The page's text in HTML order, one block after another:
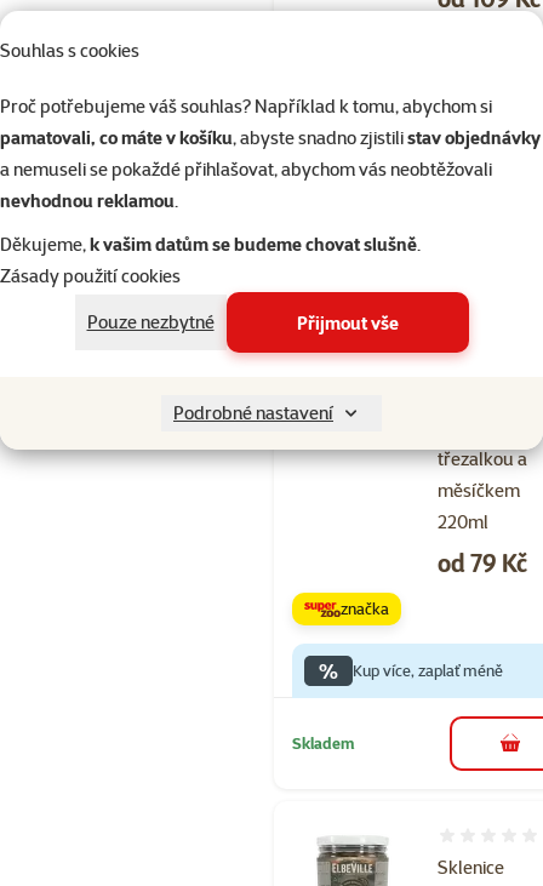
Souhlas s cookies
Proč potřebujeme váš souhlas? Například k tomu, abychom si
pamatovali, co máte v košíku, abyste snadno zjistilistav objednávky
a nemuseli se pokaždé přihlašovat, abychom vás neobtěžovali
nevhodnou reklamou.
Děkujeme,k vašim datům se budeme chovat slušně.
Zásady použití cookies
Pouze nezbytné
Přijmout vše
Podrobné nastavení
% Kup více, zaplať méně
Skladem
Sklenice
Skin & Anti-
třezalkou a
měsíčkem
220ml
Cena
od 79 Kč
značka
% Kup více, zaplať méně
Skladem do
Sklenice